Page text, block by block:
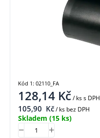
128,14 Kč/ kss DPH
105,90 Kč/ ks bez DPH
Skladem (15 ks)
Kód 1: 02110_FA